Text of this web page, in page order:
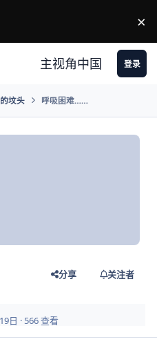
×
主视角中国 登录
坟头 呼吸困难……
分享 关注者
日 · 566 查看